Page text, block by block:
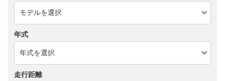
年式
走行距離